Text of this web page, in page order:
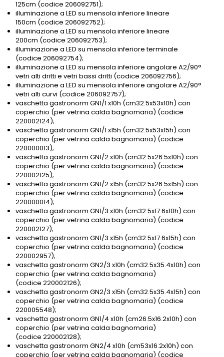
125cm (codice 206092751);
illuminazione a LED su mensola inferiore lineare
150cm (codice 206092752);
illuminazione a LED su mensola inferiore lineare
200cm (codice 206092753);
illuminazione a LED su mensola inferiore terminale
(codice 206092754);
illuminazione a LED su mensola inferiore angolare A2/90°
vetri alti dritti e vetri bassi dritti (codice 206092756);
illuminazione a LED su mensola inferiore angolare A2/90°
vetri alti curvi (codice 206092757);
vaschetta gastronorm GN1/1 x10h (cm32.5x53x10h) con
coperchio (per vetrina calda bagnomaria) (codice
220002124);
vaschetta gastronorm GN1/1 x15h (cm32.5x53x15h) con
coperchio (per vetrina calda bagnomaria) (codice
220000013);
vaschetta gastronorm GN1/2 x10h (cm32.5x26.5x10h) con
coperchio (per vetrina calda bagnomaria) (codice
220002125);
vaschetta gastronorm GN1/2 x15h (cm32.5x26.5x15h) con
coperchio (per vetrina calda bagnomaria) (codice
220000014);
vaschetta gastronorm GN1/3 x10h (cm32.5x17.6x10h) con
coperchio (per vetrina calda bagnomaria) (codice
220002127);
vaschetta gastronorm GN1/3 x15h (cm32.5x17.6x15h) con
coperchio (per vetrina calda bagnomaria) (codice
220002957);
vaschetta gastronorm GN2/3 x10h (cm32.5x35.4x10h) con
coperchio (per vetrina calda bagnomaria)
(codice 220002126);
vaschetta gastronorm GN2/3 x15h (cm32.5x35.4x15h) con
coperchio (per vetrina calda bagnomaria) (codice
220005548);
vaschetta gastronorm GN1/4 x10h (cm26.5x16.2x10h) con
coperchio (per vetrina calda bagnomaria)
(codice 220002128);
vaschetta gastronorm GN2/4 x10h (cm53x16.2x10h) con
coperchio (per vetrina calda bagnomaria) (codice